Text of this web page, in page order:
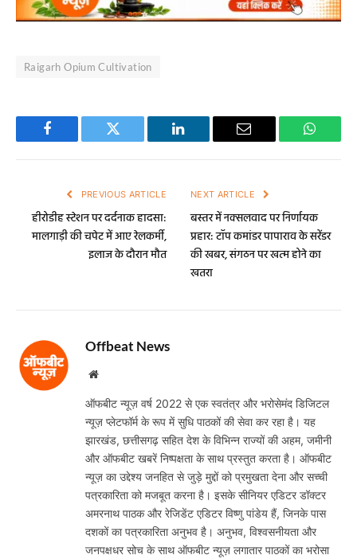
Raigarh Opium Cultivation
Facebook Twitter LinkedIn Email
PREVIOUS ARTICLE
हीरोडीह स्टेशन पर दर्दनाक हादसा:
मालगाड़ी की चपेट में आए रेलकर्मी,
इलाज के दौरान मौत
NEXT ARTICLE
बस्तर में नक्सलवाद पर निर्णायक
प्रहार: टॉप कमांडर पापाराव के सरेंडर
की खबर, संगठन पर खत्म होने का
खतरा
Offbeat News
Website
ऑफबीट न्यूज़ वर्ष 2022 से एक स्वतंत्र और भरोसेमंद डिजिटल
न्यूज़ प्लेटफॉर्म के रूप में सुधि पाठकों की सेवा कर रहा है। यह
झारखंड, छत्तीसगढ़ सहित देश के विभिन्न राज्यों की अहम, जमीनी
और ऑफबीट खबरें निष्पक्षता के साथ प्रस्तुत करता है। ऑफबीट
न्यूज़ का उद्देश्य जनहित से जुड़े मुद्दों को प्रमुखता देना और सच्ची
पत्रकारिता को मजबूत करना है। इसके सीनियर एडिटर डॉक्टर
अमरनाथ पाठक और रेजिडेंट एडिटर विष्णु पांडेय हैं, जिनके पास
दशकों का पत्रकारिता अनुभव है। अनुभव, विश्वसनीयता और
जनपक्षधर सोच के साथ ऑफबीट न्यूज़ लगातार पाठकों का भरोसा